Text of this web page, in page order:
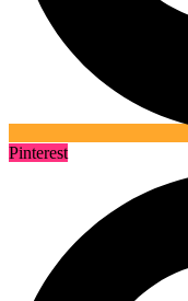
Pinterest